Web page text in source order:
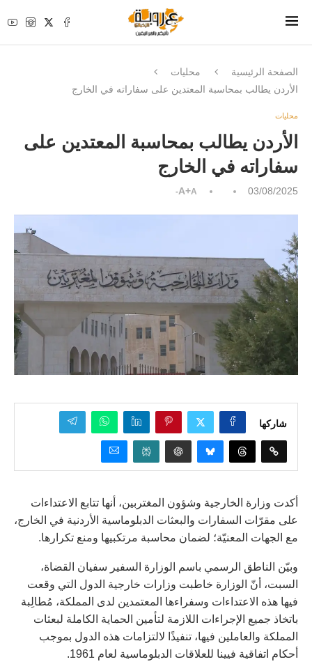
الصفحة الرئيسية
محليات
الأردن يطالب بمحاسبة المعتدين على سفاراته في الخارج
محليات
الأردن يطالب بمحاسبة المعتدين على
سفاراته في الخارج
03/08/2025
A+A-
شاركها
أكدت وزارة الخارجية وشؤون المغتربين، أنها تتابع الاعتداءات
على مقرّات السفارات والبعثات الدبلوماسية الأردنية في الخارج،
مع الجهات المعنيّة؛ لضمان محاسبة مرتكبيها ومنع تكرارها.
وبيّن الناطق الرسمي باسم الوزارة السفير سفيان القضاة،
السبت، أنّ الوزارة خاطبت وزارات خارجية الدول التي وقعت
فيها هذه الاعتداءات وسفراءها المعتمدين لدى المملكة، مُطالِبة
باتخاذ جميع الإجراءات اللازمة لتأمين الحماية الكاملة لبعثات
المملكة والعاملين فيها، تنفيذًا لالتزامات هذه الدول بموجب
أحكام اتفاقية فيينا للعلاقات الدبلوماسية لعام 1961.